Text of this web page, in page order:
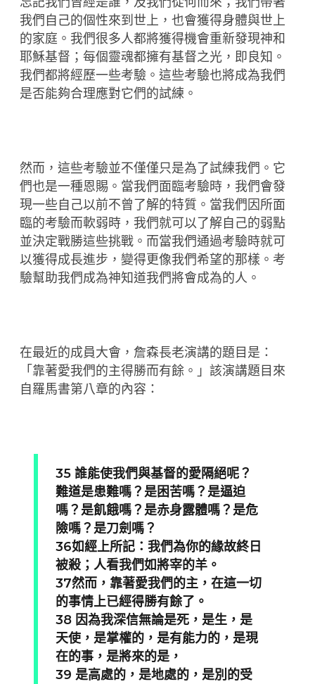
我們自己的個性來到世上，也會獲得身體與世上
的家庭。我們很多人都將獲得機會重新發現神和
耶穌基督；每個靈魂都擁有基督之光，即良知。
我們都將經歷一些考驗。這些考驗也將成為我們
是否能夠合理應對它們的試練。
然而，這些考驗並不僅僅只是為了試練我們。它
們也是一種恩賜。當我們面臨考驗時，我們會發
現一些自己以前不曾了解的特質。當我們因所面
臨的考驗而軟弱時，我們就可以了解自己的弱點
並決定戰勝這些挑戰。而當我們通過考驗時就可
以獲得成長進步，變得更像我們希望的那樣。考
驗幫助我們成為神知道我們將會成為的人。
在最近的成員大會，詹森長老演講的題目是：
「靠著愛我們的主得勝而有餘。」該演講題目來
自羅馬書第八章的內容：
35 誰能使我們與基督的愛隔絕呢？
難道是患難嗎？是困苦嗎？是逼迫
嗎？是飢餓嗎？是赤身露體嗎？是危
險嗎？是刀劍嗎？
36如經上所記：我們為你的緣故終日
被殺；人看我們如將宰的羊。
37然而，靠著愛我們的主，在這一切
的事情上已經得勝有餘了。
38 因為我深信無論是死，是生，是
天使，是掌權的，是有能力的，是現
在的事，是將來的是，
39 是高處的，是地處的，是別的受